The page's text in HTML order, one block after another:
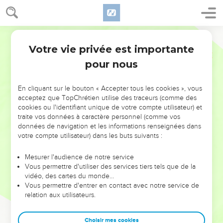
NE MANQUEZ PAS L’ÉVÉNEMENT
DE L’ANNÉE !
ET SI LEURS ERREURS POUVAIENT VOUS ÉVITER LES
VOTRES ?
leur foi ou leur vision. Mais on voit moins les doutes, les erreurs
et les saisons difficiles qu'ils ont traversés, alors même que ce
sont elles qui les ont façonnés.
Dans cette conférence, leaders, entrepreneurs, et responsables
clés pour avancer avec plus de sagesse afin que leurs erreurs
Votre vie privée est importante
pour nous
En cliquant sur le bouton « Accepter tous les cookies », vous
acceptez que TopChrétien utilise des traceurs (comme des
cookies ou l'identifiant unique de votre compte utilisateur) et
traite vos données à caractère personnel (comme vos
données de navigation et les informations renseignées dans
votre compte utilisateur) dans les buts suivants :
Mesurer l'audience de notre service
Vous permettre d'utiliser des services tiers tels que de la
vidéo, des cartes du monde…
Vous permettre d'entrer en contact avec notre service de
relation aux utilisateurs.
Choisir mes cookies